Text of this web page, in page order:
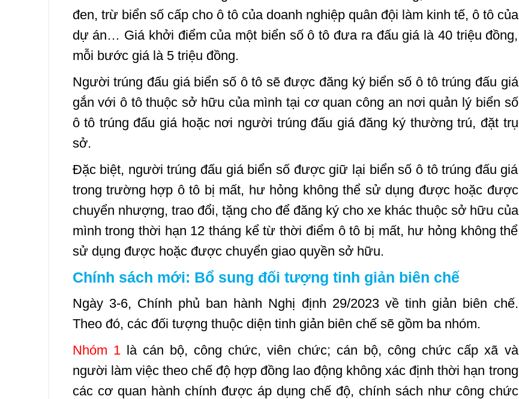
đen, trừ biển số cấp cho ô tô của doanh nghiệp quân đội làm kinh tế, ô tô của
dự án… Giá khởi điểm của một biển số ô tô đưa ra đấu giá là 40 triệu đồng,
mỗi bước giá là 5 triệu đồng.
Người trúng đấu giá biển số ô tô sẽ được đăng ký biển số ô tô trúng đấu giá
gắn với ô tô thuộc sở hữu của mình tại cơ quan công an nơi quản lý biển số
ô tô trúng đấu giá hoặc nơi người trúng đấu giá đăng ký thường trú, đặt trụ
sở.
Đặc biệt, người trúng đấu giá biển số được giữ lại biển số ô tô trúng đấu giá
trong trường hợp ô tô bị mất, hư hỏng không thể sử dụng được hoặc được
chuyển nhượng, trao đổi, tặng cho để đăng ký cho xe khác thuộc sở hữu của
mình trong thời hạn 12 tháng kể từ thời điểm ô tô bị mất, hư hỏng không thể
sử dụng được hoặc được chuyển giao quyền sở hữu.
Chính sách mới: Bổ sung đối tượng tinh giản biên chế
Ngày 3-6, Chính phủ ban hành Nghị định 29/2023 về tinh giản biên chế.
Theo đó, các đối tượng thuộc diện tinh giản biên chế sẽ gồm ba nhóm.
Nhóm 1là cán bộ, công chức, viên chức; cán bộ, công chức cấp xã và
người làm việc theo chế độ hợp đồng lao động không xác định thời hạn trong
các cơ quan hành chính được áp dụng chế độ, chính sách như công chức